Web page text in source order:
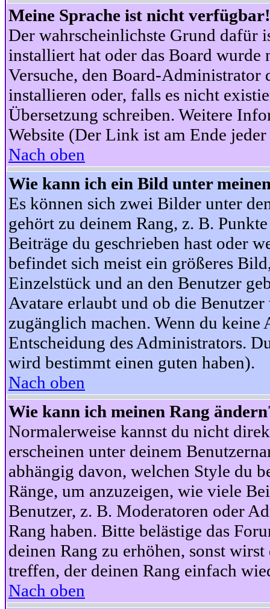
Meine Sprache ist nicht verfügbar!
Der wahrscheinlichste Grund dafür
installiert hat oder das Board wurde
Versuche, den Board-Administrator
installieren oder, falls es nicht
Übersetzung schreiben. Weitere
Website (Der Link ist am Ende jeder
Nach oben
Wie kann ich ein Bild unter
Es können sich zwei Bilder unter
gehört zu deinem Rang, z. B.
Beiträge du geschrieben hast oder
befindet sich meist ein größeres
Einzelstück und an den Benutzer
Avatare erlaubt und ob die
zugänglich machen. Wenn du keine
Entscheidung des Administrators.
wird bestimmt einen guten haben).
Nach oben
Wie kann ich meinen Rang
Normalerweise kannst du nicht
erscheinen unter deinem
abhängig davon, welchen Style du
Ränge, um anzuzeigen, wie viele
Benutzer, z. B. Moderatoren oder
Rang haben. Bitte belästige das
deinen Rang zu erhöhen, sonst
treffen, der deinen Rang einfach
Nach oben